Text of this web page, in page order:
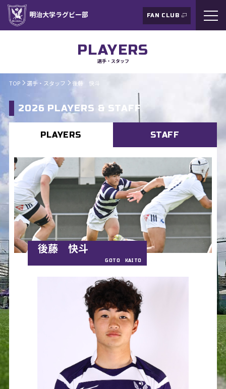
明治大学ラグビー部 FAN CLUB
PLAYERS
選手・スタッフ
TOP 選手・スタッフ 後藤 快斗
2026 PLAYERS & STAFF
PLAYERS STAFF
後藤 快斗
GOTO KAITO